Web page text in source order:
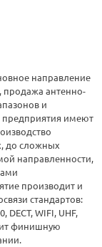
направление
продажа антенно-
и
имеют
до сложных
направленности,
производит и
стандартов:
DECT, WIFI, UHF,
финишную